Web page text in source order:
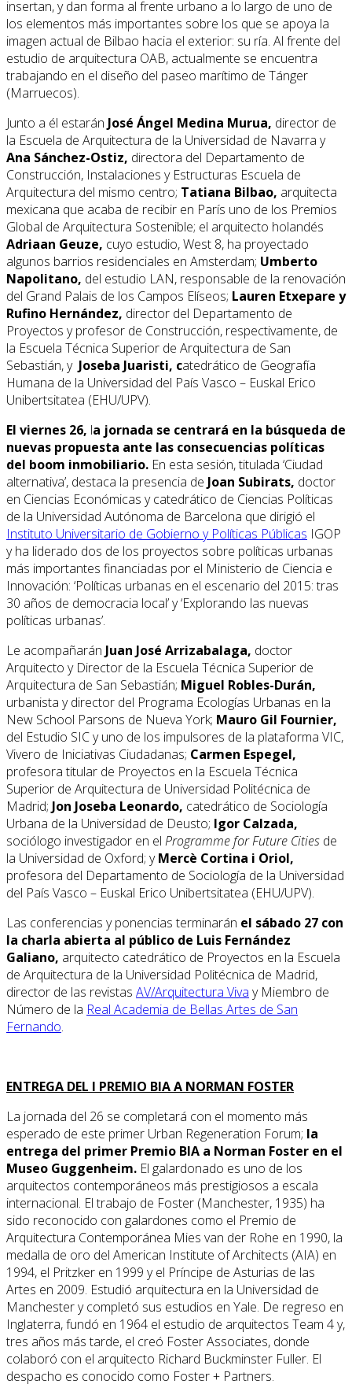
insertan, y dan forma al frente urbano a lo largo de uno de
los elementos más importantes sobre los que se apoya la
imagen actual de Bilbao hacia el exterior: su ría. Al frente del
estudio de arquitectura OAB, actualmente se encuentra
trabajando en el diseño del paseo marítimo de Tánger
(Marruecos).
Junto a él estarán José Ángel Medina Murua, director de
la Escuela de Arquitectura de la Universidad de Navarra y
Ana Sánchez-Ostiz, directora del Departamento de
Construcción, Instalaciones y Estructuras Escuela de
Arquitectura del mismo centro; Tatiana Bilbao, arquitecta
mexicana que acaba de recibir en París uno de los Premios
Global de Arquitectura Sostenible; el arquitecto holandés
Adriaan Geuze, cuyo estudio, West 8, ha proyectado
algunos barrios residenciales en Amsterdam; Umberto
Napolitano, del estudio LAN, responsable de la renovación
del Grand Palais de los Campos Elíseos; Lauren Etxepare y
Rufino Hernández, director del Departamento de
Proyectos y profesor de Construcción, respectivamente, de
la Escuela Técnica Superior de Arquitectura de San
Sebastián, y Joseba Juaristi, catedrático de Geografía
Humana de la Universidad del País Vasco – Euskal Erico
Unibertsitatea (EHU/UPV).
El viernes 26, la jornada se centrará en la búsqueda de
nuevas propuesta ante las consecuencias políticas
del boom inmobiliario. En esta sesión, titulada ‘Ciudad
alternativa’, destaca la presencia de Joan Subirats, doctor
en Ciencias Económicas y catedrático de Ciencias Políticas
de la Universidad Autónoma de Barcelona que dirigió el
Instituto Universitario de Gobierno y Políticas Públicas IGOP
y ha liderado dos de los proyectos sobre políticas urbanas
más importantes financiadas por el Ministerio de Ciencia e
Innovación: ‘Políticas urbanas en el escenario del 2015: tras
30 años de democracia local’ y ‘Explorando las nuevas
políticas urbanas’.
Le acompañarán Juan José Arrizabalaga, doctor
Arquitecto y Director de la Escuela Técnica Superior de
Arquitectura de San Sebastián; Miguel Robles-Durán,
urbanista y director del Programa Ecologías Urbanas en la
New School Parsons de Nueva York; Mauro Gil Fournier,
del Estudio SIC y uno de los impulsores de la plataforma VIC,
Vivero de Iniciativas Ciudadanas; Carmen Espegel,
profesora titular de Proyectos en la Escuela Técnica
Superior de Arquitectura de Universidad Politécnica de
Madrid; Jon Joseba Leonardo, catedrático de Sociología
Urbana de la Universidad de Deusto; Igor Calzada,
sociólogo investigador en el Programme for Future Cities de
la Universidad de Oxford; yMercè Cortina i Oriol,
profesora del Departamento de Sociología de la Universidad
del País Vasco – Euskal Erico Unibertsitatea (EHU/UPV).
Las conferencias y ponencias terminarán el sábado 27 con
la charla abierta al público de Luis Fernández
Galiano, arquitecto catedrático de Proyectos en la Escuela
de Arquitectura de la Universidad Politécnica de Madrid,
director de las revistas AV/Arquitectura Viva y Miembro de
Número de la Real Academia de Bellas Artes de San
Fernando.
ENTREGA DEL I PREMIO BIA A NORMAN FOSTER
La jornada del 26 se completará con el momento más
esperado de este primer Urban Regeneration Forum; la
entrega del primer Premio BIA a Norman Foster en el
Museo Guggenheim. El galardonado es uno de los
arquitectos contemporáneos más prestigiosos a escala
internacional. El trabajo de Foster (Manchester, 1935) ha
sido reconocido con galardones como el Premio de
Arquitectura Contemporánea Mies van der Rohe en 1990, la
medalla de oro del American Institute of Architects (AIA) en
1994, el Pritzker en 1999 y el Príncipe de Asturias de las
Artes en 2009. Estudió arquitectura en la Universidad de
Manchester y completó sus estudios en Yale. De regreso en
Inglaterra, fundó en 1964 el estudio de arquitectos Team 4 y,
tres años más tarde, el creó Foster Associates, donde
colaboró con el arquitecto Richard Buckminster Fuller. El
despacho es conocido como Foster + Partners.